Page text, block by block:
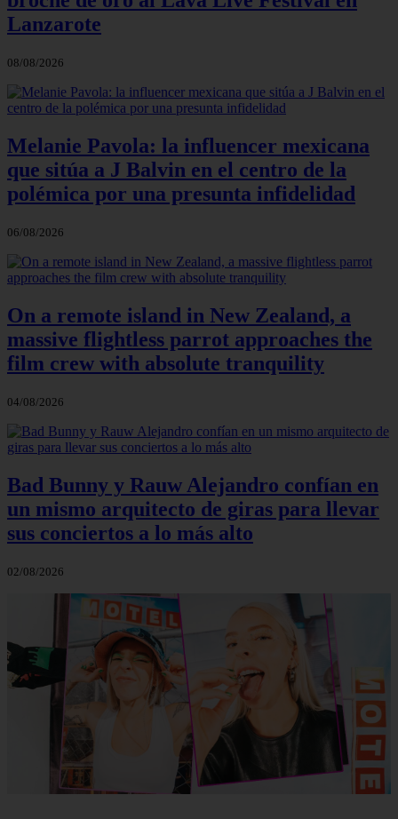
Lanzarote
08/08/2026
Melanie Pavola: la influencer mexicana
que sitúa a J Balvin en el centro de la
polémica por una presunta infidelidad
06/08/2026
On a remote island in New Zealand, a
massive flightless parrot approaches the
film crew with absolute tranquility
04/08/2026
Bad Bunny y Rauw Alejandro confían en
un mismo arquitecto de giras para llevar
sus conciertos a lo más alto
02/08/2026